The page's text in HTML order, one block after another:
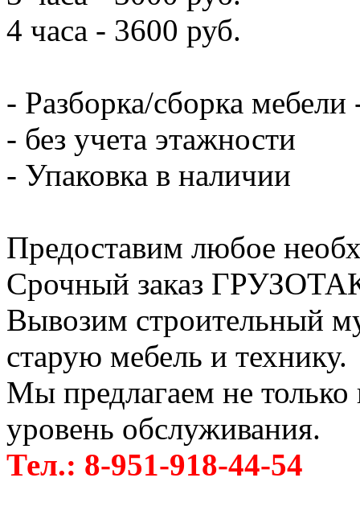
4 часа - 3600 руб.
- Разборка/сборка мебели
- без учета этажности
- Упаковка в наличии
Предоставим любое
Срочный заказ
Вывозим строительный
старую мебель и технику.
Мы предлагаем не
уровень обслуживания.
Тел.: 8-951-918-44-54